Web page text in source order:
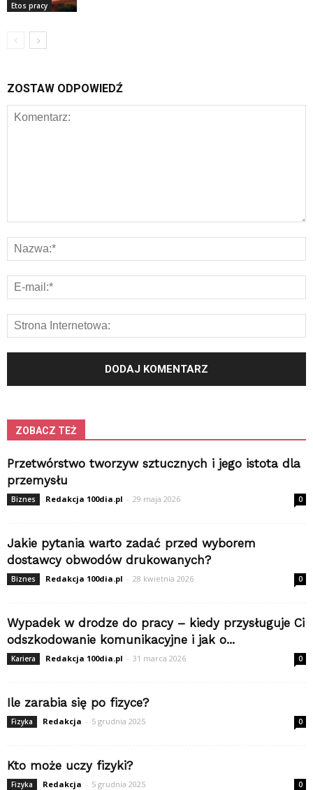
Etos pracy
ZOSTAW ODPOWIEDŹ
ZOBACZ TEŻ
Przetwórstwo tworzyw sztucznych i jego istota dla
przemysłu
Biznes Redakcja 100dia.pl - 29 maja 2026 0
Jakie pytania warto zadać przed wyborem
dostawcy obwodów drukowanych?
Biznes Redakcja 100dia.pl - 28 kwietnia 2026 0
Wypadek w drodze do pracy – kiedy przysługuje Ci
odszkodowanie komunikacyjne i jak o...
Kariera Redakcja 100dia.pl - 31 marca 2026 0
Ile zarabia się po fizyce?
Fizyka Redakcja - 5 grudnia 2025 0
Kto może uczy fizyki?
Fizyka Redakcja - 5 grudnia 2025 0